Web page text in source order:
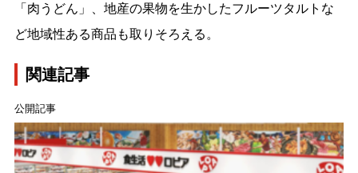
「肉うどん」、地産の果物を生かしたフルーツタルトな
ど地域性ある商品も取りそろえる。
関連記事
公開記事